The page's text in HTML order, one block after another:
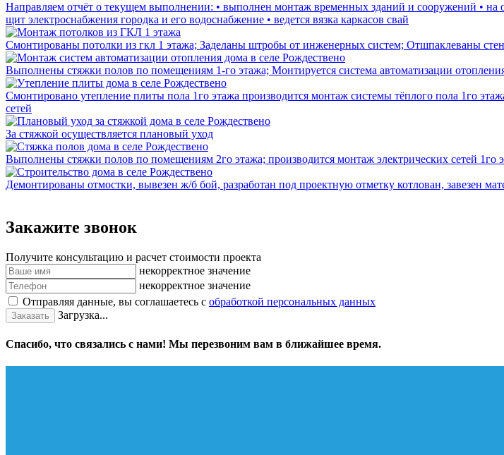
Направляем отчёт о текущем выполнении: •⁠ ⁠выполнен монтаж временных зданий и сооружений •⁠ ⁠на
щит электроснабжения городка и его водоснабжение •⁠ ⁠⁠ведется вязка каркасов свай
Смонтированы потолки из гкл 1 этажа; Заделаны штробы от инженерных систем; Отшпаклеваны
Выполнены стяжки полов по помещениям 1-го этажа; Монтируется система автоматизации
Смонтировано утепление плиты пола 1го этажа производится монтаж системы тёплого пола 1го
сетей
За стяжкой осуществляется плановый уход
Выполнены стяжки полов по помещениям 2го этажа; производится монтаж электрических сетей 1го
Демонтированы отмостки, вывезен ж/б бой, разработан под проектную отметку котлован, завезен
Закажите звонок
Получите консультацию и расчет стоимости проекта
некорректное значение
некорректное значение
Отправляя данные, вы соглашаетесь с обработкой персональных данных
Заказать Загрузка...
Спасибо, что связались с нами! Мы перезвоним вам в ближайшее время.